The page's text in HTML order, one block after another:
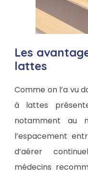
Les
lattes
Comme on l’a vu
à lattes
notamment au
l’espacement
d’aérer
médecins